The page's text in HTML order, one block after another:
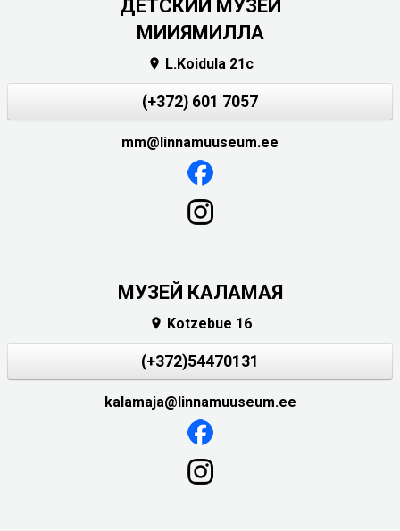
ДЕТСКИЙ МУЗЕЙ
МИИЯМИЛЛА
 L.Koidula 21c
(+372) 601 7057
mm@linnamuuseum.ee
МУЗЕЙ КАЛАМАЯ
 Kotzebue 16
(+372)54470131
kalamaja@linnamuuseum.ee